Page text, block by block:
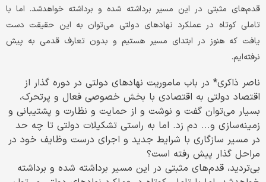
قدم‌های مثبتی در این مسیر برداشته شده و برداشته خواهدشد. اما با
تاملی کوتاه در عملکرد نهادهای دولتی می‌توان به این حقیقت دست
یافت که هنوز در ابتدای مسیر هستیم و بدون تعارف قدمی به پیش
نرفته‌ایم.
ناصر ذاکری* در باب ماموریت نهادهای دولتی در دوره گذار از
اقتصاد دولتی به اقتصادی با بخش خصوصی فعال و پرتحرک،
بسیار می‌توان گفت و نوشت و از حمایت و نظارت و پشتیبانی و
زمینه‌سازی و... دم زد. اما به راستی تشکیلات دولتی تا چه حد
در مسیر سازگاری با شرایط جدید و اجرای درست وظایف خود در
مراحل گذار پیش رفته است؟
بی‌تردید، قدم‌های مثبتی در این مسیر برداشته شده و برداشته